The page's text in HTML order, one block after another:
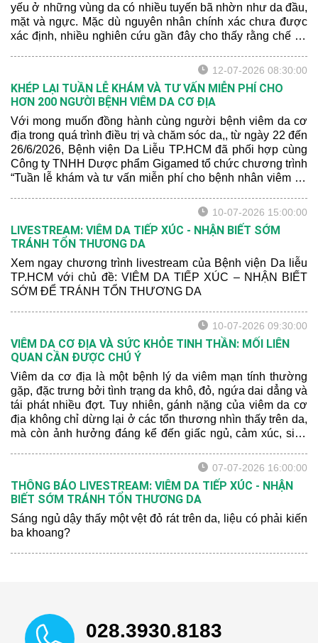
yếu ở những vùng da có nhiều tuyến bã nhờn như da đầu,
mặt và ngực. Mặc dù nguyên nhân chính xác chưa được
xác định, nhiều nghiên cứu gần đây cho thấy rằng chế độ
12-07-2026 08:30:00
KHÉP LẠI TUẦN LỄ KHÁM VÀ TƯ VẤN MIỄN PHÍ CHO
HƠN 200 NGƯỜI BỆNH VIÊM DA CƠ ĐỊA
Với mong muốn đồng hành cùng người bệnh viêm da cơ
địa trong quá trình điều trị và chăm sóc da,, từ ngày 22 đến
26/6/2026, Bệnh viện Da Liễu TP.HCM đã phối hợp cùng
Công ty TNHH Dược phẩm Gigamed tổ chức chương trình
“Tuần lễ khám và tư vấn miễn phí cho bệnh nhân viêm da
10-07-2026 15:00:00
LIVESTREAM: VIÊM DA TIẾP XÚC - NHẬN BIẾT SỚM
TRÁNH TỔN THƯƠNG DA
Xem ngay chương trình livestream của Bệnh viện Da liễu
TP.HCM với chủ đề: VIÊM DA TIẾP XÚC – NHẬN BIẾT
SỚM ĐỂ TRÁNH TỔN THƯƠNG DA
10-07-2026 09:30:00
VIÊM DA CƠ ĐỊA VÀ SỨC KHỎE TINH THẦN: MỐI LIÊN
QUAN CẦN ĐƯỢC CHÚ Ý
Viêm da cơ địa là một bệnh lý da viêm mạn tính thường
gặp, đặc trưng bởi tình trạng da khô, đỏ, ngứa dai dẳng và
tái phát nhiều đợt. Tuy nhiên, gánh nặng của viêm da cơ
địa không chỉ dừng lại ở các tổn thương nhìn thấy trên da,
mà còn ảnh hưởng đáng kể đến giấc ngủ, cảm xúc, sinh
07-07-2026 16:00:00
THÔNG BÁO LIVESTREAM: VIÊM DA TIẾP XÚC - NHẬN
BIẾT SỚM TRÁNH TỔN THƯƠNG DA
Sáng ngủ dậy thấy một vệt đỏ rát trên da, liệu có phải kiến
ba khoang?
028.3930.8183